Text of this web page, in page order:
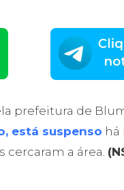
prefeitura de
está suspenso há
a área.